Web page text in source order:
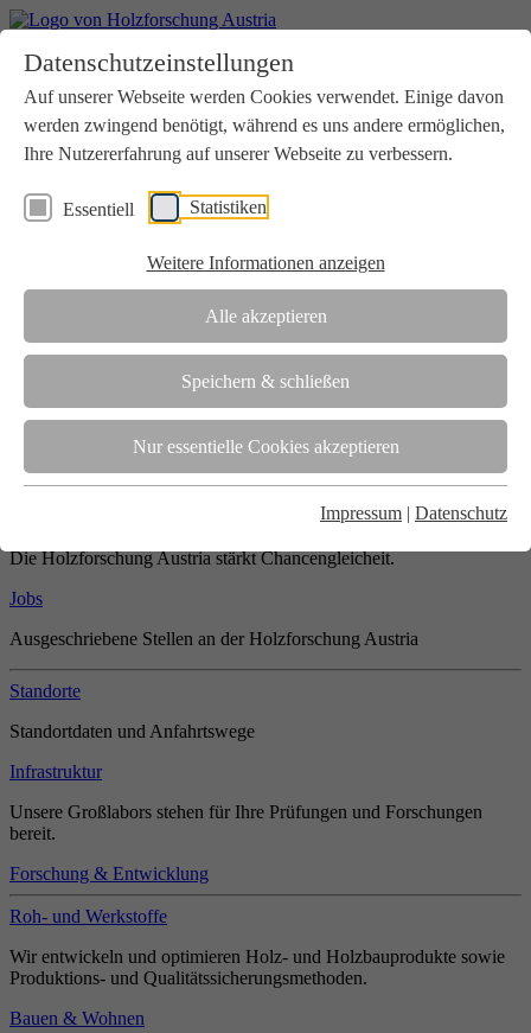
Datenschutzeinstellungen
Auf unserer Webseite werden Cookies verwendet. Einige davon
werden zwingend benötigt, während es uns andere ermöglichen,
Ihre Nutzererfahrung auf unserer Webseite zu verbessern.
Essentiell Statistiken
Weitere Informationen anzeigen
Alle akzeptieren
Speichern & schließen
Nur essentielle Cookies akzeptieren
Impressum | Datenschutz
Aktuelles
Downloads
Kontakt
Login
Verein
Wir unterstützen die Interessen der Holzbranche in enger
Zusammenarbeit mit Wissenschaft und Wirtschaft.
Die Holzforschung Austria ist akkreditierte Prüf-, Inspektions- und
Team
Unsere gesamte Kompetenz ist in unseren Mitarbeiter:innen
gebündelt
Die Holzforschung Austria stärkt Chancengleicheit.
Jobs
Ausgeschriebene Stellen an der Holzforschung Austria
Standorte
Standortdaten und Anfahrtswege
Infrastruktur
Unsere Großlabors stehen für Ihre Prüfungen und Forschungen
bereit.
Forschung & Entwicklung
Roh- und Werkstoffe
Wir entwickeln und optimieren Holz- und Holzbauprodukte sowie
Produktions- und Qualitätssicherungsmethoden.
Bauen & Wohnen